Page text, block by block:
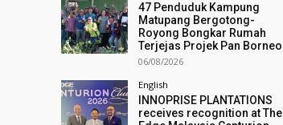
47 Penduduk Kampung
Matupang Bergotong-
Royong Bongkar Rumah
Terjejas Projek Pan Borneo
06/08/2026
English
INNOPRISE PLANTATIONS
receives recognition at The